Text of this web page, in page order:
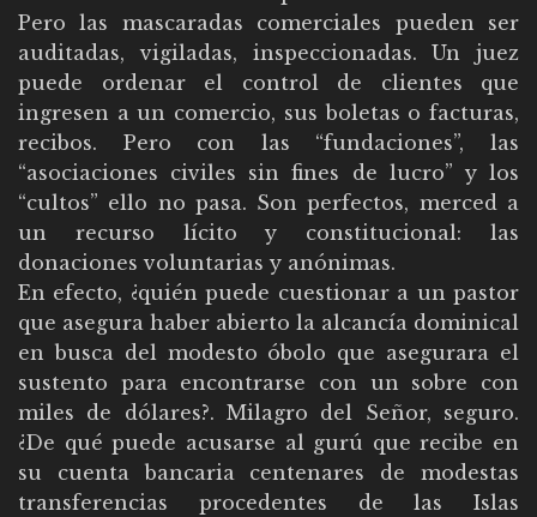
Pero las mascaradas comerciales pueden ser
auditadas, vigiladas, inspeccionadas. Un juez
puede ordenar el control de clientes que
ingresen a un comercio, sus boletas o facturas,
recibos. Pero con las “fundaciones”, las
“asociaciones civiles sin fines de lucro” y los
“cultos” ello no pasa. Son perfectos, merced a
un recurso lícito y constitucional: las
donaciones voluntarias y anónimas.
En efecto, ¿quién puede cuestionar a un pastor
que asegura haber abierto la alcancía dominical
en busca del modesto óbolo que asegurara el
sustento para encontrarse con un sobre con
miles de dólares?. Milagro del Señor, seguro.
¿De qué puede acusarse al gurú que recibe en
su cuenta bancaria centenares de modestas
transferencias procedentes de las Islas